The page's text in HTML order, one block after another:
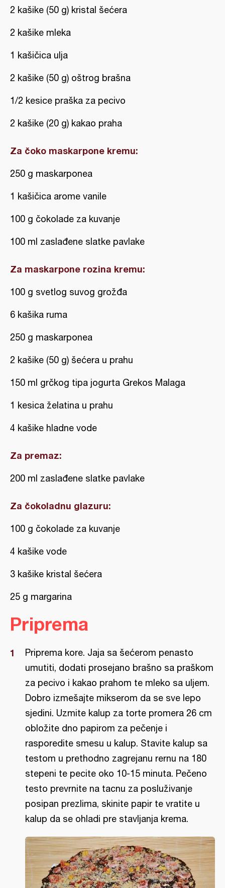
2 kašike (50 g) kristal šećera
2 kašike mleka
1 kašičica ulja
2 kašike (50 g) oštrog brašna
1/2 kesice praška za pecivo
2 kašike (20 g) kakao praha
Za čoko maskarpone kremu:
250 g maskarponea
1 kašičica arome vanile
100 g čokolade za kuvanje
100 ml zaslađene slatke pavlake
Za maskarpone rozina kremu:
100 g svetlog suvog grožđa
6 kašika ruma
250 g maskarponea
2 kašike (50 g) šećera u prahu
150 ml grčkog tipa jogurta Grekos Malaga
1 kesica želatina u prahu
4 kašike hladne vode
Za premaz:
200 ml zaslađene slatke pavlake
Za čokoladnu glazuru:
100 g čokolade za kuvanje
4 kašike vode
3 kašike kristal šećera
25 g margarina
Priprema
Priprema kore. Jaja sa šećerom penasto
umutiti, dodati prosejano brašno sa praškom
za pecivo i kakao prahom te mleko sa uljem.
Dobro izmešajte mikserom da se sve lepo
sjedini. Uzmite kalup za torte promera 26 cm
obložite dno papirom za pečenje i
rasporedite smesu u kalup. Stavite kalup sa
testom u prethodno zagrejanu rernu na 180
stepeni te pecite oko 10-15 minuta. Pečeno
testo prevrnite na tacnu za posluživanje
posipan prezlima, skinite papir te vratite u
kalup da se ohladi pre stavljanja krema.